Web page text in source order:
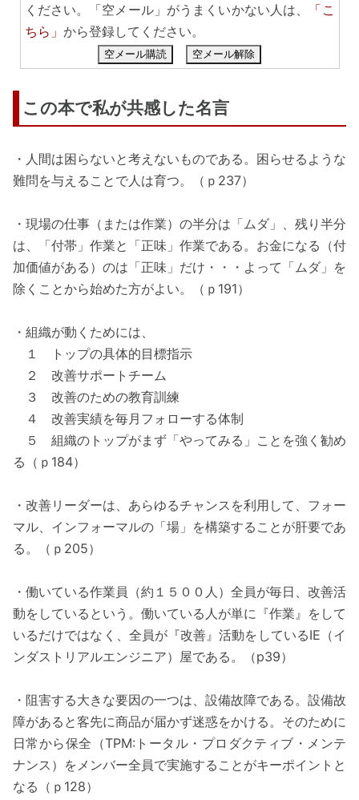
ください。「空メール」がうまくいかない人は、
「こ
ちら」 から登録してください。
空メール購読 空メール解除
この本で私が共感した名言
・人間は困らないと考えないものである。困らせるような
難問を与えることで人は育つ。（ｐ237）
・現場の仕事（または作業）の半分は「ムダ」、残り半分
は、「付帯」作業と「正味」作業である。お金になる（付
加価値がある）のは「正味」だけ・・・よって「ムダ」を
除くことから始めた方がよい。（ｐ191）
・組織が動くためには、
１ トップの具体的目標指示
２ 改善サポートチーム
３ 改善のための教育訓練
４ 改善実績を毎月フォローする体制
５ 組織のトップがまず「やってみる」ことを強く勧め
る（ｐ184）
・改善リーダーは、あらゆるチャンスを利用して、フォー
マル、インフォーマルの「場」を構築することが肝要であ
る。（ｐ205）
・働いている作業員（約１５００人）全員が毎日、改善活
動をしているという。働いている人が単に『作業』をして
いるだけではなく、全員が『改善』活動をしているIE（イ
ンダストリアルエンジニア）屋である。（p39）
・阻害する大きな要因の一つは、設備故障である。設備故
障があると客先に商品が届かず迷惑をかける。そのために
日常から保全（TPM:トータル・プロダクティブ・メンテ
ナンス）をメンバー全員で実施することがキーポイントと
なる（ｐ128）